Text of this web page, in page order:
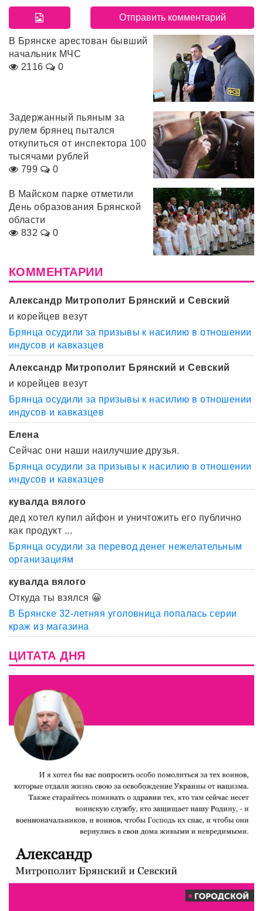
В Брянске арестован бывший
начальник МЧС
2116
0
Задержанный пьяным за
рулем брянец пытался
откупиться от инспектора 100
тысячами рублей
799
0
В Майском парке отметили
День образования Брянской
области
832
0
КОММЕНТАРИИ
Александр Митрополит Брянский и Севский
и корейцев везут
Брянца осудили за призывы к насилию в отношении
индусов и кавказцев
Александр Митрополит Брянский и Севский
и корейцев везут
Брянца осудили за призывы к насилию в отношении
индусов и кавказцев
Елена
Сейчас они наши наилучшие друзья.
Брянца осудили за призывы к насилию в отношении
индусов и кавказцев
кувалда вялого
дед хотел купил айфон и уничтожить его публично
как продукт ...
Брянца осудили за перевод денег нежелательным
организациям
кувалда вялого
Откуда ты взялся 😀
В Брянске 32-летняя уголовница попалась серии
краж из магазина
ЦИТАТА ДНЯ